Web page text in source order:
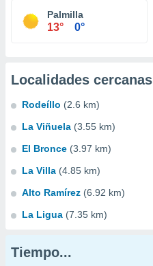
Palmilla
13° 0°
Localidades cercanas
Rodeíllo (2.6 km)
La Viñuela (3.55 km)
El Bronce (3.97 km)
La Villa (4.85 km)
Alto Ramírez (6.92 km)
La Ligua (7.35 km)
Tiempo...